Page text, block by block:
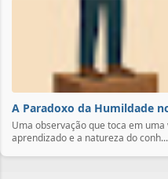
A Paradoxo da Humildade
Uma observação que toca em
aprendizado e a natureza do conh...